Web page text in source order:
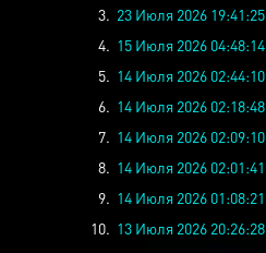
3. 23 Июля 2026 19:41:25
4. 15 Июля 2026 04:48:14
5. 14 Июля 2026 02:44:10
6. 14 Июля 2026 02:18:48
7. 14 Июля 2026 02:09:10
8. 14 Июля 2026 02:01:41
9. 14 Июля 2026 01:08:21
10. 13 Июля 2026 20:26:28